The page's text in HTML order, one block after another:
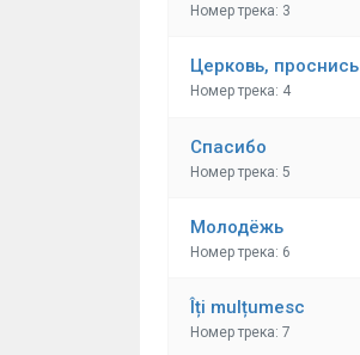
Номер трека: 3
Церковь, проснись
Номер трека: 4
Спасибо
Номер трека: 5
Молодёжь
Номер трека: 6
Îți mulțumesc
Номер трека: 7